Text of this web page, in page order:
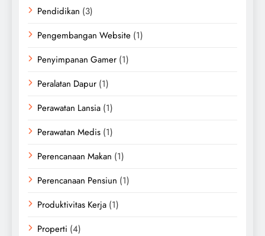
Pendidikan (3)
Pengembangan Website (1)
Penyimpanan Gamer (1)
Peralatan Dapur (1)
Perawatan Lansia (1)
Perawatan Medis (1)
Perencanaan Makan (1)
Perencanaan Pensiun (1)
Produktivitas Kerja (1)
Properti (4)